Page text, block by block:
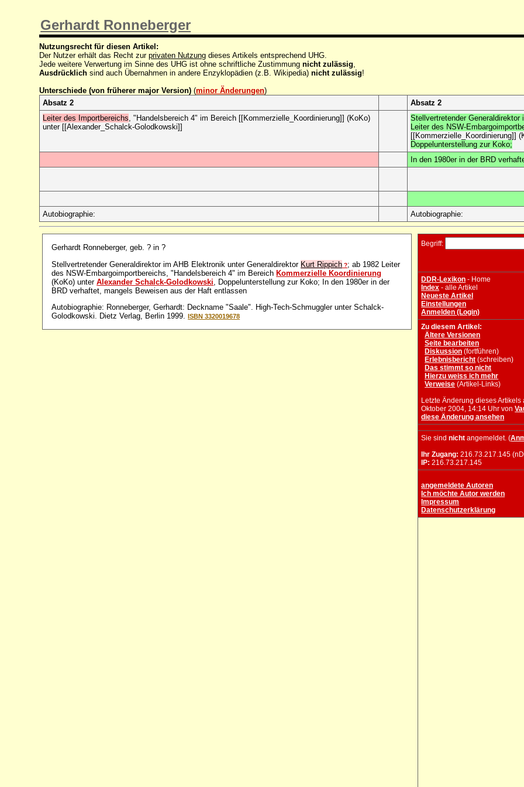
Gerhardt Ronneberger
Nutzungsrecht für diesen Artikel:
Der Nutzer erhält das Recht zurprivaten Nutzung dieses Artikels entsprechend UHG.
Jede weitere Verwertung im Sinne des UHG ist ohne schriftliche Zustimmungnicht zulässig
Ausdrücklich sind auch Übernahmen in andere Enzyklopädien (z.B. Wikipedia)nicht zulässig!
Unterschiede (von früherer major Version) (minor Änderungen)
Absatz 2
Absatz 2
Leiter des Importbereichs , "Handelsbereich 4" im Bereich [[Kommerzielle_Koordinierung]] (KoKo)
unter [[Alexander_Schalck-Golodkowski]]
Stellvertretender
Leiter des NSW-
[[Kommerzielle_Koordinierung]]
Doppelunterstellung zur Koko;
In den 1980er in der BRD
Autobiographie: Autobiographie:
Gerhardt Ronneberger, geb. ? in ?
Stellvertretender Generaldirektor im AHB Elektronik unter Generaldirektor Kurt Rippich ?; ab 1982 Leiter
des NSW-Embargoimportbereichs, "Handelsbereich 4" im BereichKommerzielle Koordinierung
(KoKo) unterAlexander Schalck-Golodkowski , Doppelunterstellung zur Koko; In den 1980er in der
BRD verhaftet, mangels Beweisen aus der Haft entlassen
Autobiographie: Ronneberger, Gerhardt: Deckname "Saale". High-Tech-Schmuggler unter Schalck-
Golodkowski. Dietz Verlag, Berlin 1999.ISBN 3320019678
Begriff:
DDR-Lexikon - Home
Index - alle Artikel
Neueste Artikel
Einstellungen
Anmelden (Login)
Zu diesem Artikel:
Ältere Versionen
Seite bearbeiten
Diskussion (fortführen)
Erlebnisbericht (schreiben)
Das stimmt so nicht
Hierzu weiss ich mehr
Verweise (Artikel-Links)
Letzte Änderung dieses Artikels
Oktober 2004, 14:14 Uhr von
diese Änderung ansehen
Sie sindnicht angemeldet. (
Ihr Zugang: 216.73.217.145
IP: 216.73.217.145
angemeldete Autoren
Ich möchte Autor werden
Impressum
Datenschutzerklärung